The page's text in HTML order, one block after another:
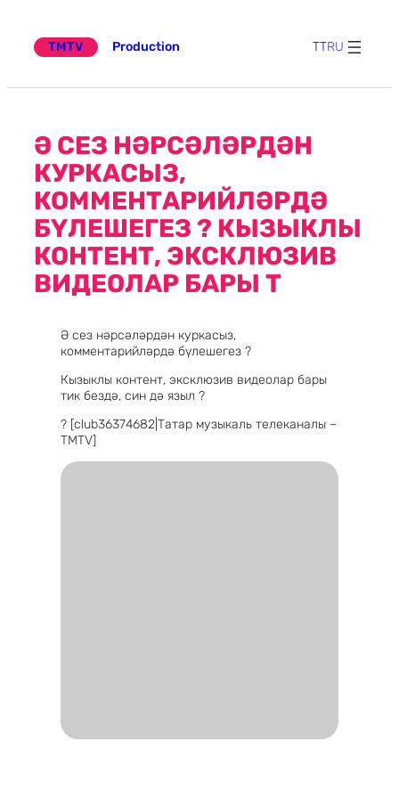
TMTV
Production TTRU
Ә СЕЗ НӘРСӘЛӘРДӘН
КУРКАСЫЗ,
КОММЕНТАРИЙЛӘРДӘ
БҮЛЕШЕГЕЗ ? КЫЗЫКЛЫ
КОНТЕНТ, ЭКСКЛЮЗИВ
ВИДЕОЛАР БАРЫ Т
Ә сез нәрсәләрдән куркасыз,
комментарийләрдә бүлешегез ?
Кызыклы контент, эксклюзив видеолар бары
тик бездә, син дә языл ?
? [club36374682|Татар музыкаль телеканалы –
TMTV]